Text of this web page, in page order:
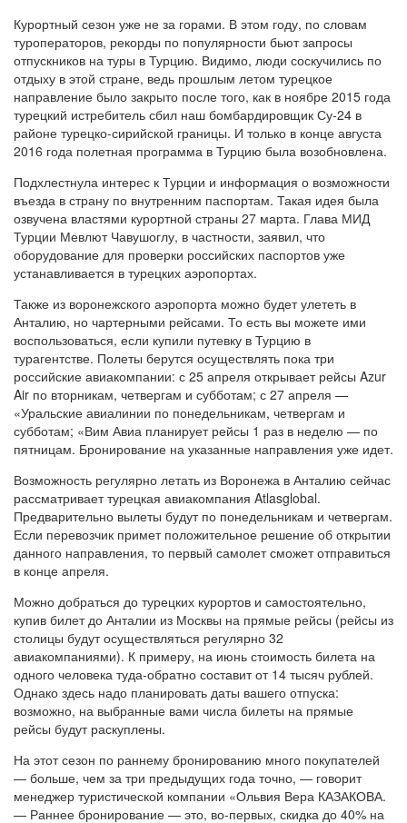
Курортный сезон уже не за горами. В этом году, по словам
туроператоров, рекорды по популярности бьют запросы
отпускников на туры в Турцию. Видимо, люди соскучились по
отдыху в этой стране, ведь прошлым летом турецкое
направление было закрыто после того, как в ноябре 2015 года
турецкий истребитель сбил наш бомбардировщик Су-24 в
районе турецко-сирийской границы. И только в конце августа
2016 года полетная программа в Турцию была возобновлена.
Подхлестнула интерес к Турции и информация о возможности
въезда в страну по внутренним паспортам. Такая идея была
озвучена властями курортной страны 27 марта. Глава МИД
Турции Мевлют Чавушоглу, в частности, заявил, что
оборудование для проверки российских паспортов уже
устанавливается в турецких аэропортах.
Также из воронежского аэропорта можно будет улететь в
Анталию, но чартерными рейсами. То есть вы можете ими
воспользоваться, если купили путевку в Турцию в
турагентстве. Полеты берутся осуществлять пока три
российские авиакомпании: с 25 апреля открывает рейсы Azur
Air по вторникам, четвергам и субботам; с 27 апреля —
«Уральские авиалинии по понедельникам, четвергам и
субботам; «Вим Авиа планирует рейсы 1 раз в неделю — по
пятницам. Бронирование на указанные направления уже идет.
Возможность регулярно летать из Воронежа в Анталию сейчас
рассматривает турецкая авиакомпания Atlasglobal.
Предварительно вылеты будут по понедельникам и четвергам.
Если перевозчик примет положительное решение об открытии
данного направления, то первый самолет сможет отправиться
в конце апреля.
Можно добраться до турецких курортов и самостоятельно,
купив билет до Анталии из Москвы на прямые рейсы (рейсы из
столицы будут осуществляться регулярно 32
авиакомпаниями). К примеру, на июнь стоимость билета на
одного человека туда-обратно составит от 14 тысяч рублей.
Однако здесь надо планировать даты вашего отпуска:
возможно, на выбранные вами числа билеты на прямые
рейсы будут раскуплены.
На этот сезон по раннему бронированию много покупателей
— больше, чем за три предыдущих года точно, — говорит
менеджер туристической компании «Ольвия Вера КАЗАКОВА.
— Раннее бронирование — это, во-первых, скидка до 40% на